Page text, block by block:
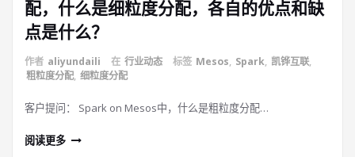
配，什么是细粒度分配，各自的优点和缺
点是什么？
作者 aliyundaili 在 行业动态 标签 Mesos, Spark, 凯铧互联,
粗粒度分配, 细粒度分配
客户提问： Spark on Mesos中，什么是粗粒度分配…
阅读更多